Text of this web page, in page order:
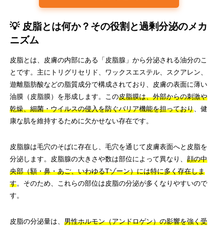
💡 皮脂とは何か？その役割と過剰分泌のメカ
ニズム
皮脂とは、皮膚の内部にある「皮脂腺」から分泌される油分のこ
とです。主にトリグリセリド、ワックスエステル、スクアレン、
遊離脂肪酸などの脂質成分で構成されており、皮膚の表面に薄い
油膜（皮脂膜）を形成します。この皮脂膜は、外部からの刺激や
乾燥、細菌・ウイルスの侵入を防ぐバリア機能を担っており 、健
康な肌を維持するために欠かせない存在です。
皮脂腺は毛穴のそばに存在し、毛穴を通じて皮膚表面へと皮脂を
分泌します。皮脂腺の大きさや数は部位によって異なり、 顔の中
央部（額・鼻・あご、いわゆるTゾーン）には特に多く存在しま
す。そのため、これらの部位は皮脂の分泌が多くなりやすいので
す。
皮脂の分泌量は、 男性ホルモン（アンドロゲン）の影響を強く受